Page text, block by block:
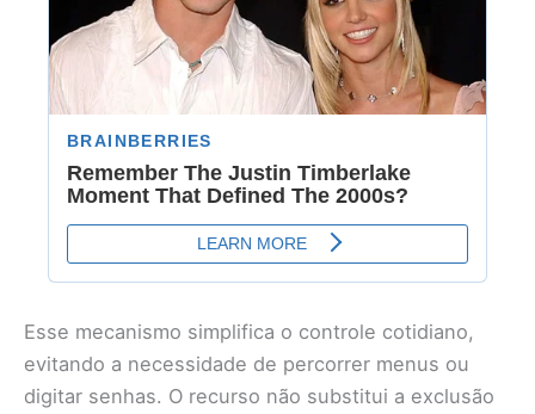
Esse mecanismo simplifica o controle cotidiano,
evitando a necessidade de percorrer menus ou
digitar senhas. O recurso não substitui a exclusão